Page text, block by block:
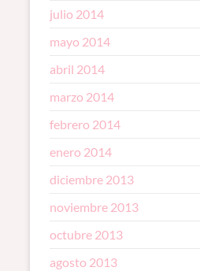
julio 2014
mayo 2014
abril 2014
marzo 2014
febrero 2014
enero 2014
diciembre 2013
noviembre 2013
octubre 2013
agosto 2013